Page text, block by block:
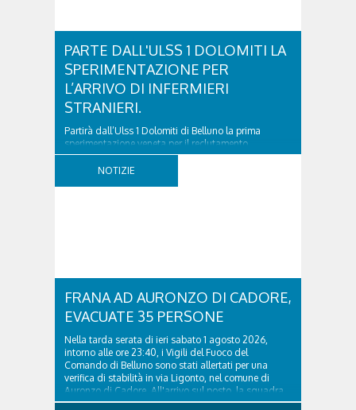
PARTE DALL'ULSS 1 DOLOMITI LA
SPERIMENTAZIONE PER
L’ARRIVO DI INFERMIERI
STRANIERI.
Partirà dall’Ulss 1 Dolomiti di Belluno la prima
sperimentazione veneta per il reclutamento,
inserimento e formazione di infermieri provenienti
dall’estero. L’iniziativa è stata presentata oggi a
NOTIZIE
FRANA AD AURONZO DI CADORE,
EVACUATE 35 PERSONE
Nella tarda serata di ieri sabato 1 agosto 2026,
intorno alle ore 23:40, i Vigili del Fuoco del
Comando di Belluno sono stati allertati per una
verifica di stabilità in via Ligonto, nel comune di
Auronzo di Cadore. All'arrivo sul posto, la squadra
del distaccamento di Santo Stefano di Cadore ha...